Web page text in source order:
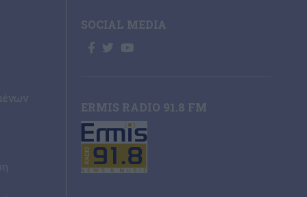
SOCIAL MEDIA
ERMIS RADIO 91.8 FM